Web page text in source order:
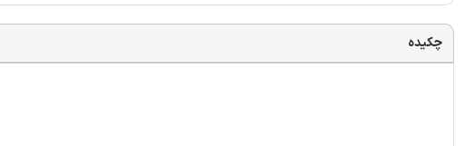
چکیده